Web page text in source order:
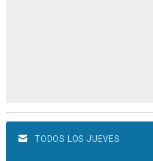
TODOS LOS JUEVES